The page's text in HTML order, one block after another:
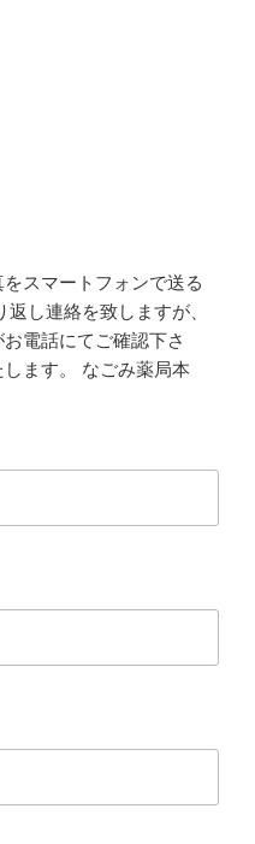
スマートフォンで送る
し連絡を致しますが、
電話にてご確認下さ
ます。 なごみ薬局本